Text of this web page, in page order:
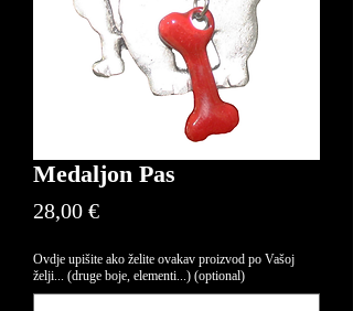
Medaljon Pas
28,00 €Price
Ovdje upišite ako želite ovakav proizvod po Vašoj
želji... (druge boje, elementi...) (optional)